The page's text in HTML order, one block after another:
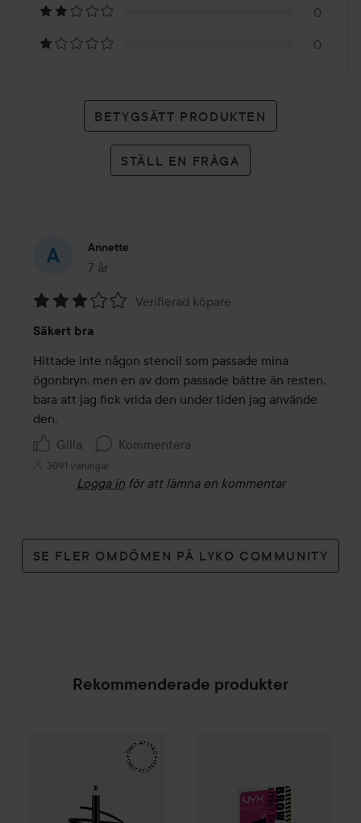
betyg
0
0
BETYGSÄTT PRODUKTEN
STÄLL EN FRÅGA
Annette
7 år
Inlägget skapades 7 år
3
av
5
Verifierad köpare
Säkert bra
Hittade inte någon stencil som passade mina
ögonbryn, men en av dom passade bättre än resten,
bara att jag fick vrida den under tiden jag använde
den.
Gilla
Kommentera
3091 visningar
Logga in för att lämna en kommentar
SE FLER OMDÖMEN PÅ LYKO COMMUNITY
Rekommenderade produkter
Make Up Store